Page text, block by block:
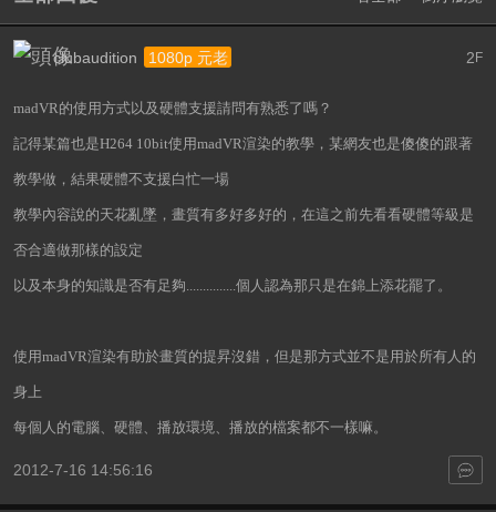
2F
clubaudition 1080p 元老
madVR的使用方式以及硬體支援請問有熟悉了嗎？
記得某篇也是H264 10bit使用madVR渲染的教學，某網友也是傻傻的跟著
教學做，結果硬體不支援白忙一場
教學內容說的天花亂墜，畫質有多好多好的，在這之前先看看硬體等級是
否合適做那樣的設定
以及本身的知識是否有足夠...............個人認為那只是在錦上添花罷了。
使用madVR渲染有助於畫質的提昇沒錯，但是那方式並不是用於所有人的
身上
每個人的電腦、硬體、播放環境、播放的檔案都不一樣嘛。
2012-7-16 14:56:16